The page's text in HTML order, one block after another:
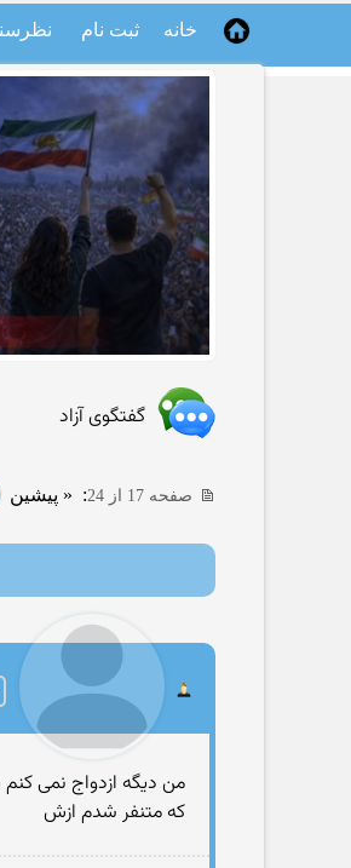
خانه ثبت نام
گفتگوی آزاد
صفحه 17 از 24 : « پیشین
من دیگه ازدواج نمی
که متنفر شدم ازش